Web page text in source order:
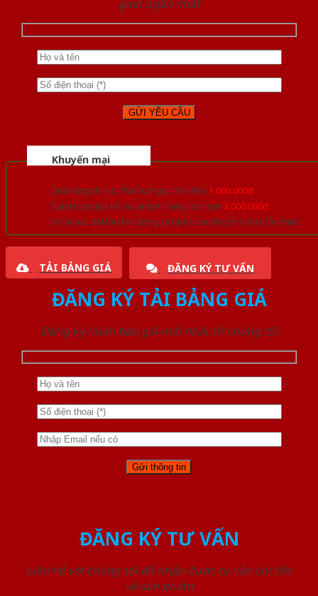
gian ngắn nhất
Khuyến mại
Quà tặng đồ nội thất trang trí lên đến 1.000.000đ
Giảm trực tiếp khi mua đơn hàng lớn hơn 3.000.000đ
Nhiều ưu đãi lớn khi đăng ký tài khoản thành viên thân thiết
TẢI BẢNG GIÁ ĐĂNG KÝ TƯ VẤN
ĐĂNG KÝ TẢI BẢNG GIÁ
Đăng ký nhận báo giá mới nhất từ chúng tôi
ĐĂNG KÝ TƯ VẤN
Liên hệ với chúng tôi để nhận được tư vấn chi tiết
về sản phẩm